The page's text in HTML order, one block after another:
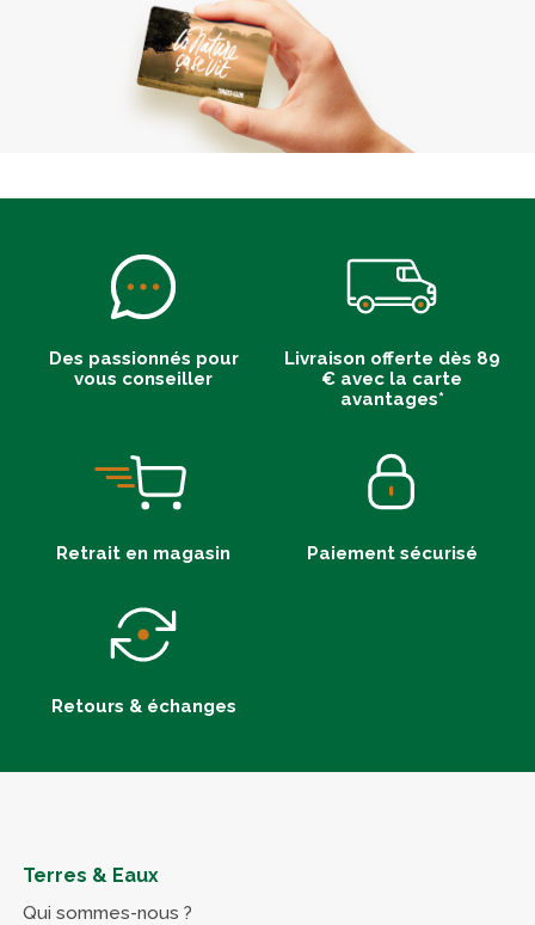
Des passionnés pour
vous conseiller
Livraison offerte dès 89
€ avec la carte
avantages*
Retrait en magasin Paiement sécurisé
Retours & échanges
Terres & Eaux
Qui sommes-nous ?